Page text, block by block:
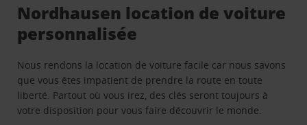
Nordhausen location de voiture
personnalisée
Nous rendons la location de voiture facile car nous savons
que vous êtes impatient de prendre la route en toute
liberté. Partout où vous irez, des clés seront toujours à
votre disposition pour vous faire découvrir le monde.